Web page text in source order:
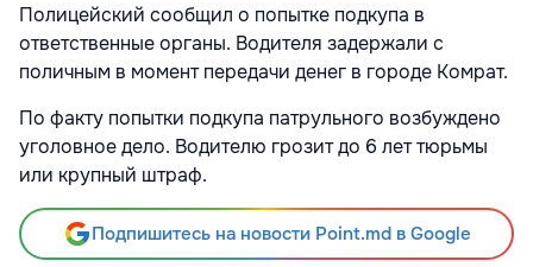
Полицейский сообщил о попытке подкупа в
ответственные органы. Водителя задержали с
поличным в момент передачи денег в городе Комрат.
По факту попытки подкупа патрульного возбуждено
уголовное дело. Водителю грозит до 6 лет тюрьмы
или крупный штраф.
Подпишитесь на новости Point.md в Google